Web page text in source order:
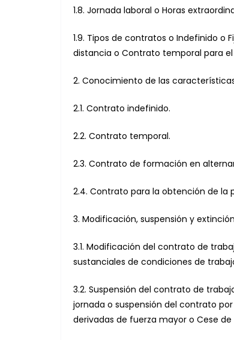
1.8. Jornada laboral o Horas
1.9. Tipos de contratos o Indefinido o
distancia o Contrato temporal para
2. Conocimiento de las
2.1. Contrato indefinido.
2.2. Contrato temporal.
2.3. Contrato de formación en
2.4. Contrato para la obtención de la
3. Modificación, suspensión y
3.1. Modificación del contrato de
sustanciales de condiciones de
3.2. Suspensión del contrato de
jornada o suspensión del contrato
derivadas de fuerza mayor o Cese